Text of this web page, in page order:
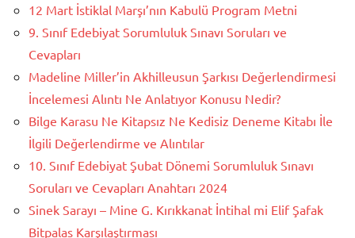
12 Mart İstiklal Marşı’nın Kabulü Program Metni
9. Sınıf Edebiyat Sorumluluk Sınavı Soruları ve
Cevapları
Madeline Miller’in Akhilleusun Şarkısı Değerlendirmesi
İncelemesi Alıntı Ne Anlatıyor Konusu Nedir?
Bilge Karasu Ne Kitapsız Ne Kedisiz Deneme Kitabı İle
İlgili Değerlendirme ve Alıntılar
10. Sınıf Edebiyat Şubat Dönemi Sorumluluk Sınavı
Soruları ve Cevapları Anahtarı 2024
Sinek Sarayı – Mine G. Kırıkkanat İntihal mi Elif Şafak
Bitpalas Karşılaştırması